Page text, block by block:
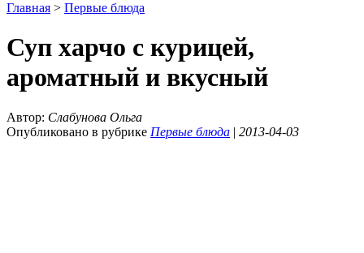
Главная > Первые блюда
Суп харчо с курицей,
ароматный и вкусный
Автор: Слабунова Ольга
Опубликовано в рубрике Первые блюда | 2013-04-03